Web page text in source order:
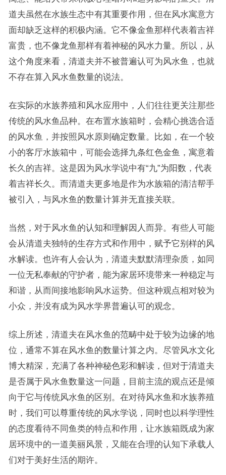
道夫虽然在水族生态中有其重要作用，但在风水寓意方
面却缺乏这样的积极内涵。它不像金鱼那样代表着吉祥
富贵，也不像龙鱼那样有着神秘的风水力量。所以，从
这个角度来看，清道夫并不被普遍认可为风水鱼，也就
不存在算入风水鱼数量的说法。
在实际的水族养殖和风水应用中，人们往往更关注那些
传统的风水鱼品种。在布置水族箱时，会精心挑选合适
的风水鱼，并按照风水原则确定数量。比如，在一个较
小的客厅水族箱中，可能会选择九条红色金鱼，寓意着
长久的吉祥。这是因为风水学说中有“九”为阳数，代表
着吉祥长久。而清道夫更多地是作为水族箱的清洁帮手
被引入，与风水鱼的数量计算并无直接关联。
当然，对于风水鱼的认知和理解因人而异。有些人可能
会从清道夫独特的生存方式和作用中，赋予它别样的风
水解读。也许有人会认为，清道夫默默清理杂质，如同
一位无私奉献的守护者，能为家居环境带来一种稳定与
和谐，从而间接地影响风水运势。但这种观点相对较为
小众，并没有成为风水学界普遍认可的观念。
综上所述，清道夫在风水鱼的范畴中处于较为边缘的地
位，通常不算在风水鱼的数量计算之内。尽管风水文化
博大精深，充满了各种神秘色彩和解读，但对于清道夫
是否属于风水鱼数量这一问题，目前主流的观点还是倾
向于它与传统风水鱼的区别。在对待风水鱼和水族养殖
时，我们可以尊重传统的风水学说，同时也以科学理性
的态度看待不同鱼类的特点和作用，让水族箱既成为家
居环境中的一道美丽风景，又能在合理的认知下承载人
们对于美好生活的期许。